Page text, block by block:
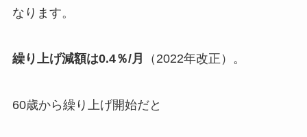
なります。
繰り上げ減額は0.4％/月 （2022年改正）。
60歳から繰り上げ開始だと